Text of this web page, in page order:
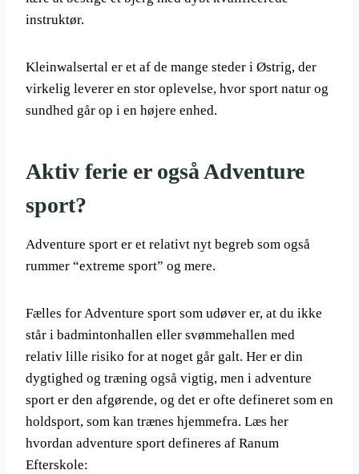
instruktør.
Kleinwalsertal er et af de mange steder i Østrig, der
virkelig leverer en stor oplevelse, hvor sport natur og
sundhed går op i en højere enhed.
Aktiv ferie er også Adventure
sport?
Adventure sport er et relativt nyt begreb som også
rummer “extreme sport” og mere.
Fælles for Adventure sport som udøver er, at du ikke
står i badmintonhallen eller svømmehallen med
relativ lille risiko for at noget går galt. Her er din
dygtighed og træning også vigtig, men i adventure
sport er den afgørende, og det er ofte defineret som en
holdsport, som kan trænes hjemmefra. Læs her
hvordan adventure sport defineres af Ranum
Efterskole: